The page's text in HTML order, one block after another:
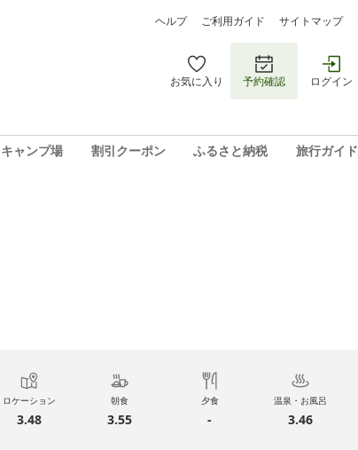
ヘルプ ご利用ガイド サイトマップ
お気に入り 予約確認 ログイン
キャンプ場 割引クーポン ふるさと納税 旅行ガイド
ロケーション
3.48
朝食
3.55
夕食
-
温泉・お風呂
3.46